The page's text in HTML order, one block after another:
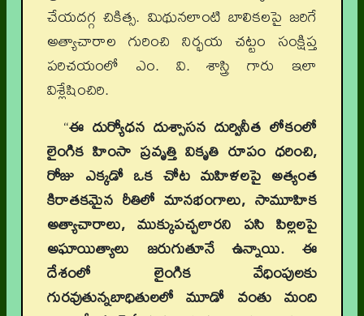
చేయదగ్గ చికిత్స. మిథునలాంటి బాలికలపై జరిగే
అత్యాచారాల గురించి నిర్భయ చట్టం సంక్షిప్త
పరిచయంలో ఎం. వి. శాస్త్రి గారు ఇలా
విశ్లేషించిరి.
“ఈ దుర్యోధన దుశ్సాసన దుర్వినీత లోకంలో
లైంగిక హింసా ప్రవృత్తి వికృతి రూపం ధరించి,
రోజు ఎక్కడో ఒక చోట మహిళలపై అత్యంత
కిరాతకమైన రీతిలో మానభంగాలు, సామూహిక
అత్యాచారాలు, ముక్కుపచ్చలారని పసి పిల్లలపై
అఘాయిత్యాలు జరుగుతూనే ఉన్నాయి. ఈ
దేశంలో లైంగిక వేధింపులకు
గురవుతున్నబాధితులలో మూడో వంతు మంది